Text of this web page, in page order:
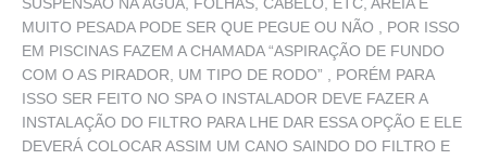
MUITO PESADA PODE SER QUE PEGUE OU NÃO , POR ISSO
EM PISCINAS FAZEM A CHAMADA “ASPIRAÇÃO DE FUNDO
COM O AS PIRADOR, UM TIPO DE RODO” , PORÉM PARA
ISSO SER FEITO NO SPA O INSTALADOR DEVE FAZER A
INSTALAÇÃO DO FILTRO PARA LHE DAR ESSA OPÇÃO E ELE
DEVERÁ COLOCAR ASSIM UM CANO SAINDO DO FILTRO E